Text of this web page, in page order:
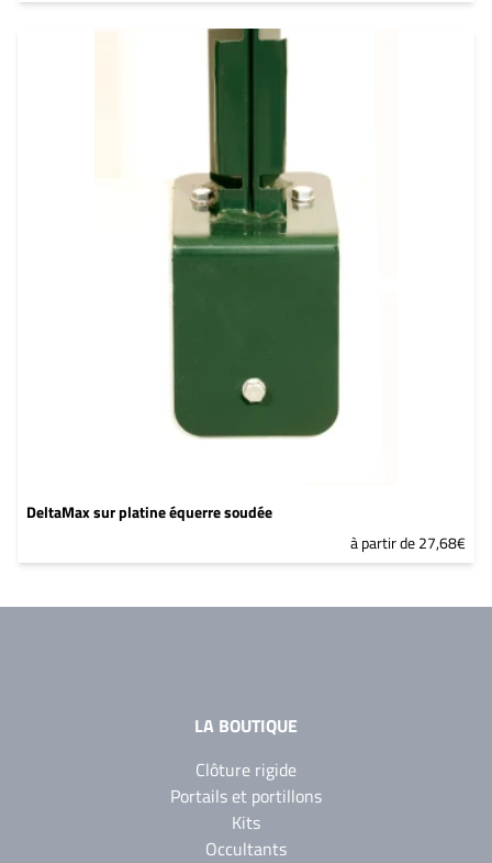
DeltaMax sur platine équerre soudée
à partir de 27,68€
LA BOUTIQUE
Clôture rigide
Portails et portillons
Kits
Occultants